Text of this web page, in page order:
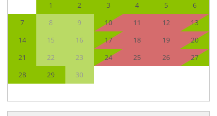
1
2 3 4 5
6
7
8 9 10 11 12
13
14
15 16 17 18 19
20
21
22 23 24 25 26
27
28
29 30